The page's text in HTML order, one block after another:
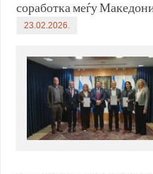
соработка меѓу
23.02.2026.